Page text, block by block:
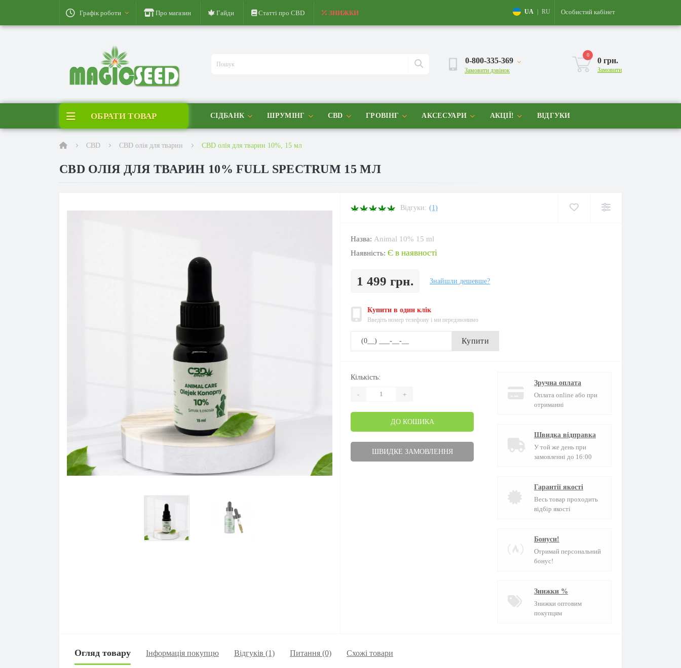
Графік роботи Про магазин Гайди Статті про CBD ЗНИЖКИ UA RU Особистий кабінет
0-800-335-369
Замовити дзвінок
0
0 грн.
Замовити
ОБРАТИ ТОВАР СІДБАНК ШРУМІНГ CBD ГРОВІНГ АКСЕСУАРИ АКЦІЇ! ВІДГУКИ
CBD CBD олія для тварин CBD олія для тварин 10%, 15 мл
CBD ОЛІЯ ДЛЯ ТВАРИН 10% FULL SPECTRUM 15 МЛ
Відгуки: (1)
Назва: Animal 10% 15 ml
Наявність: Є в наявності
1 499 грн. Знайшли дешевше?
Купити в один клік
Введіть номер телефону і ми передзвонимо
Купити
Кількість:
- +
ДО КОШИКА
ШВИДКЕ ЗАМОВЛЕННЯ
Зручна оплата
Оплата online або при
отриманні
Швидка відправка
У той же день при
замовленні до 16:00
Гарантії якості
Весь товар проходить
відбір якості
Бонуси!
Отримай персональний
бонус!
Знижки %
Знижки оптовим
покупцям
Огляд товару Інформація покупцю Відгуків (1) Питання (0) Схожі товари